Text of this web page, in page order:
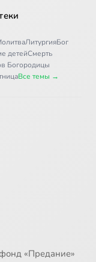
ЛитургияБог
детейСмерть
Богородицы
Все темы →
«Предание»